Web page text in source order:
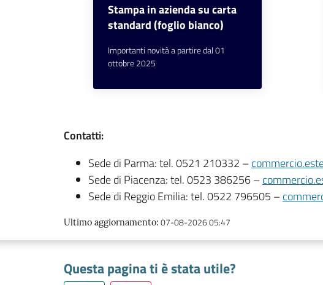
Stampa in azienda su carta
standard (foglio bianco)
Importanti novità a partire dal 01
ottobre 2025
Contatti:
Sede di Parma: tel. 0521 210332 –
Sede di Piacenza: tel. 0523 386256 –
Sede di Reggio Emilia: tel. 0522 796505 –
Ultimo aggiornamento: 07-08-2026 05:47
Questa pagina ti è stata utile?